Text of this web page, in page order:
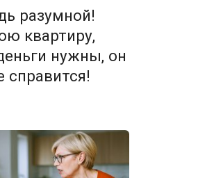
разумной!
квартиру,
нужны, он
справится!